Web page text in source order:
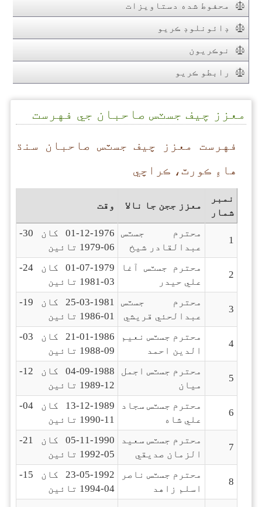
محفوط شده دستاويزات
ڊائونلوڊ ڪريو
نوڪريون
رابطو ڪريو
معزز چيف جسٽس صاحبان جي فهرست
فهرست معزز چيف جسٽس صاحبان سنڌ
هاءِ ڪورٽ، ڪراچي
نمبر
شمار
معزز ججن جا نالا وقت
1
محترم جسٽس
عبدالقادر شيخ
01-12-1976 کان 30-
06-1979 تائين
2
محترم جسٽس آغا
علي حيدر
01-07-1979 کان 24-
03-1981 تائين
3
محترم جسٽس
عبدالحئي قريشي
25-03-1981 کان 19-
01-1986 تائين
4
محترم جسٽس نعيم
الدين احمد
21-01-1986 کان 03-
09-1988 تائين
5
محترم جسٽس اجمل
ميان
04-09-1988 کان 12-
12-1989 تائين
6
محترم جسٽس سجاد
علي شاه
13-12-1989 کان 04-
11-1990 تائين
7
محترم جسٽس سعيد
الزمان صديقي
05-11-1990 کان 21-
05-1992 تائين
8
محترم جسٽس ناصر
اسلم زاهد
23-05-1992 کان 15-
04-1994 تائين